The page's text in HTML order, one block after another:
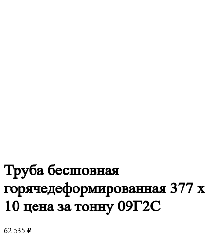
Трубабесшовная
горячедеформированная 377 х
10 цена за тонну 09Г2С
62 535 ₽